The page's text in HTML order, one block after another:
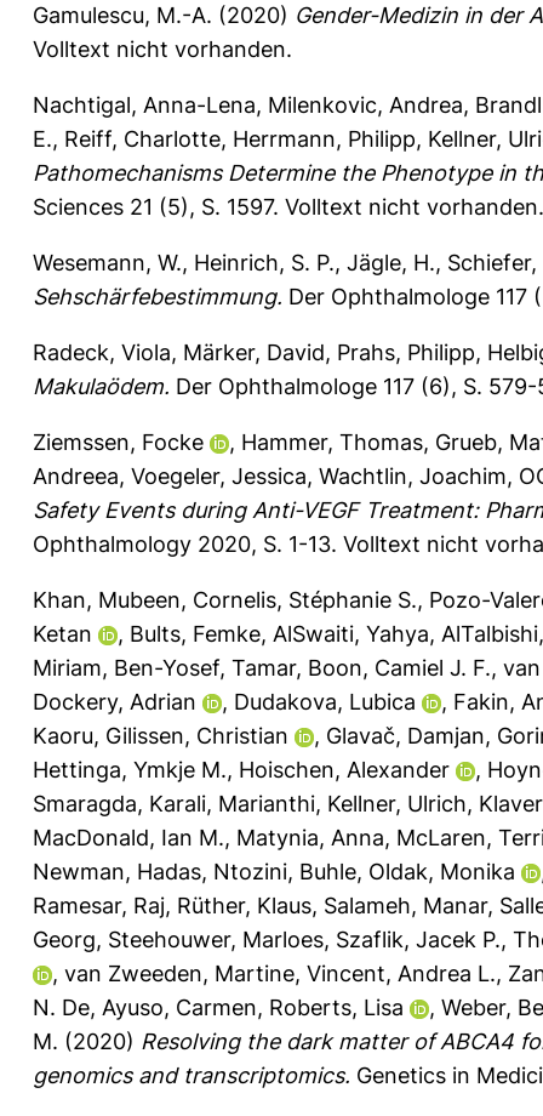
Gamulescu, M.-A. (2020) Gender-Medizin in der
Volltext nicht vorhanden.
Nachtigal, Anna-Lena, Milenkovic, Andrea,
E., Reiff, Charlotte, Herrmann, Philipp, Kellner,
Pathomechanisms Determine the Phenotype in
Sciences 21 (5), S. 1597. Volltext nicht vorhanden.
Wesemann, W., Heinrich, S. P., Jägle, H., Schiefer,
Sehschärfebestimmung. Der Ophthalmologe 117
Radeck, Viola, Märker, David, Prahs, Philipp,
Makulaödem. Der Ophthalmologe 117 (6), S.
Ziemssen, Focke , Hammer, Thomas, Grueb,
Andreea, Voegeler, Jessica, Wachtlin, Joachim,
Safety Events during Anti-VEGF Treatment:
Ophthalmology 2020, S. 1-13. Volltext nicht
Khan, Mubeen, Cornelis, Stéphanie S., Pozo-
Ketan
, Bults, Femke, AlSwaiti, Yahya,
Miriam, Ben-Yosef, Tamar, Boon, Camiel J. F.,
Dockery, Adrian
, Dudakova, Lubica , Fakin,
Kaoru, Gilissen, Christian , Glavač, Damjan,
Hettinga, Ymkje M., Hoischen, Alexander ,
Smaragda, Karali, Marianthi, Kellner, Ulrich,
MacDonald, Ian M., Matynia, Anna, McLaren,
Newman, Hadas, Ntozini, Buhle, Oldak, Monika
Ramesar, Raj, Rüther, Klaus, Salameh, Manar,
Georg, Steehouwer, Marloes, Szaflik, Jacek P.,
, van Zweeden, Martine, Vincent, Andrea L.,
N. De, Ayuso, Carmen, Roberts, Lisa , Weber,
M. (2020) Resolving the dark matter of ABCA4
genomics and transcriptomics. Genetics in